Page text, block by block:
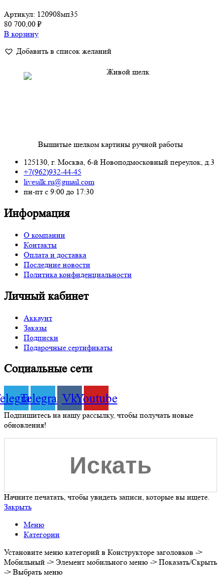
Артикул: 120908мп35
80 700,00 ₽
В корзину
Добавить в список желаний
Вышитые шелком картины ручной работы
125130, г. Москва, 6-й Новоподмосковный переулок, д.3
+7(962)932-44-45
livesilk.ru@gmail.com
пн-пт с 9:00 до 17:30
Информация
О компании
Контакты
Оплата и доставка
Последние новости
Политика конфиденциальности
Личный кабинет
Аккаунт
Заказы
Подписки
Подарочные сертификаты
Социальные сети
TelegramVkYoutube
Подпишитесь на нашу рассылку, чтобы получать новые
обновления!
Начните печатать, чтобы увидеть записи, которые вы ищете.
Закрыть
Меню
Категории
Установите меню категорий в Конструкторе заголовков ->
Мобильный -> Элемент мобильного меню -> Показать/Скрыть
-> Выбрать меню